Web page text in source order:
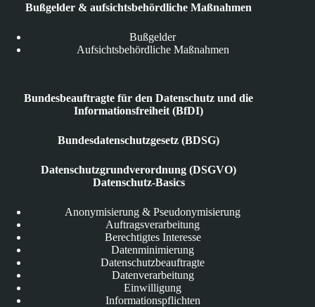
Bußgelder & aufsichtsbehördliche Maßnahmen
Bußgelder
Aufsichtsbehördliche Maßnahmen
Bundesbeauftragte für den Datenschutz und die
Informationsfreiheit (BfDI)
Bundesdatenschutzgesetz (BDSG)
Datenschutzgrundverordnung (DSGVO)
Datenschutz-Basics
Anonymisierung & Pseudonymisierung
Auftragsverarbeitung
Berechtigtes Interesse
Datenminimierung
Datenschutzbeauftragte
Datenverarbeitung
Einwilligung
Informationspflichten